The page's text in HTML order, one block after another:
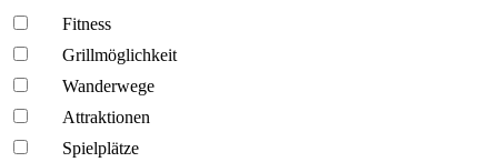
Fitness
Grillmöglich­keit
Wanderwege
Attraktionen
Spielplätze